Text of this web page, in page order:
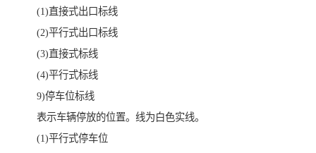
(1)直接式出口标线
(2)平行式出口标线
(3)直接式标线
(4)平行式标线
9)停车位标线
表示车辆停放的位置。线为白色实线。
(1)平行式停车位